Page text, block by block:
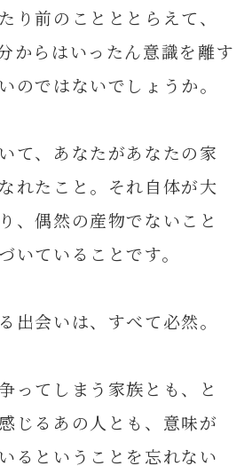
り前のことととらえて、
からはいったん意識を離す
のではないでしょうか。
て、あなたがあなたの家
れたこと。それ自体が大
、偶然の産物でないこと
いていることです。
出会いは、すべて必然。
ってしまう家族とも、と
じるあの人とも、意味が
るということを忘れない